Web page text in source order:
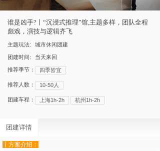
谁是凶手?丨“沉浸式推理”馆,主题多样，团队全程
彪戏，演技与逻辑齐飞
主题玩法: 城市休闲团建
团建时间: 当天来回
推荐季节： 四季皆宜
推荐人数： 10-50人
团建车程： 上海1h-2h 杭州1h-2h
团建详情
丨方案介绍 ：